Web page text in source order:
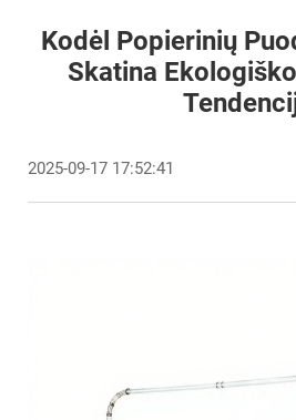
Kodėl Popierinių
Skatina
2025-09-17 17:52:41